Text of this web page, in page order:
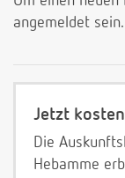
angemeldet
Jetzt
Die
Hebamme